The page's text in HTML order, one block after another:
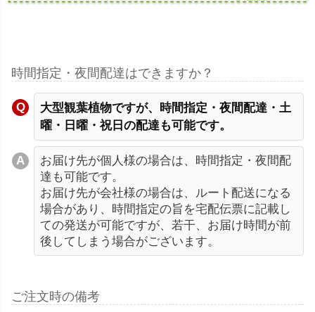
時間指定・夜間配達はできますか？
大型観葉植物ですが、時間指定・夜間配達・土
曜・日曜・祝日の配達も可能です。
お届け先が個人様の場合は、時間指定・夜間配
達も可能です。
お届け先が会社様の場合は、ルート配送になる
場合があり、時間指定の旨を宅配伝票に記載し
ての発送が可能ですが、若干、お届け時間が前
後してしまう場合がございます。
ご注文時の備考